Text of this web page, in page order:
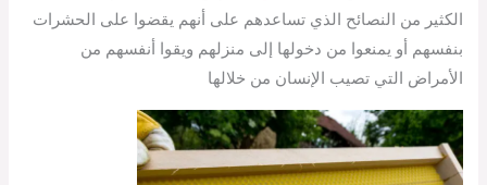
الكثير من النصائح الذي تساعدهم على أنهم يقضوا على الحشرات
بنفسهم أو يمنعوا من دخولها إلى منزلهم ويقوا أنفسهم من
الأمراض التي تصيب الإنسان من خلالها